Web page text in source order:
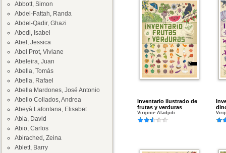
Abbott, Simon
Abdel-Fattah, Randa
Abdel-Qadir, Ghazi
Abedi, Isabel
Abel, Jessica
Abel Prot, Viviane
Abeleira, Juan
Abella, Tomás
Abella, Rafael
Abella Mardones, José Antonio
Abello Collados, Andrea
Abeyà Lafontana, Elisabet
Abia, David
Abio, Carlos
Abirached, Zeina
Ablett, Barry
Inventario ilustrado de
frutas y verduras
Virginie Aladjidi